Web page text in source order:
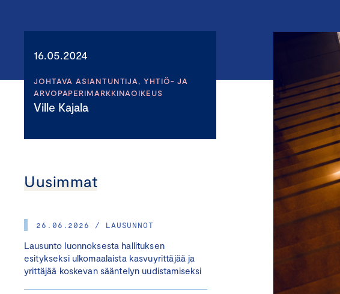
16.05.2024
JOHTAVA ASIANTUNTIJA, YHTIÖ- JA
ARVOPAPERIMARKKINAOIKEUS
Ville Kajala
Uusimmat
26.06.2026 / LAUSUNNOT
Lausunto luonnoksesta hallituksen
esitykseksi ulkomaalaista kasvuyrittäjää ja
yrittäjää koskevan sääntelyn uudistamiseksi